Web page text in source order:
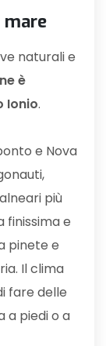
mare
naturali e
è
Ionio.
e Nova
più
finissima e
pinete e
Il clima
fare delle
a piedi o a